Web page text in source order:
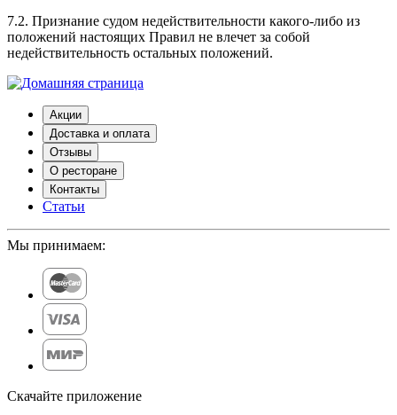
7.2. Признание судом недействительности какого-либо из
положений настоящих Правил не влечет за собой
недействительность остальных положений.
Акции
Доставка и оплата
Отзывы
О ресторане
Контакты
Статьи
Мы принимаем:
Скачайте приложение